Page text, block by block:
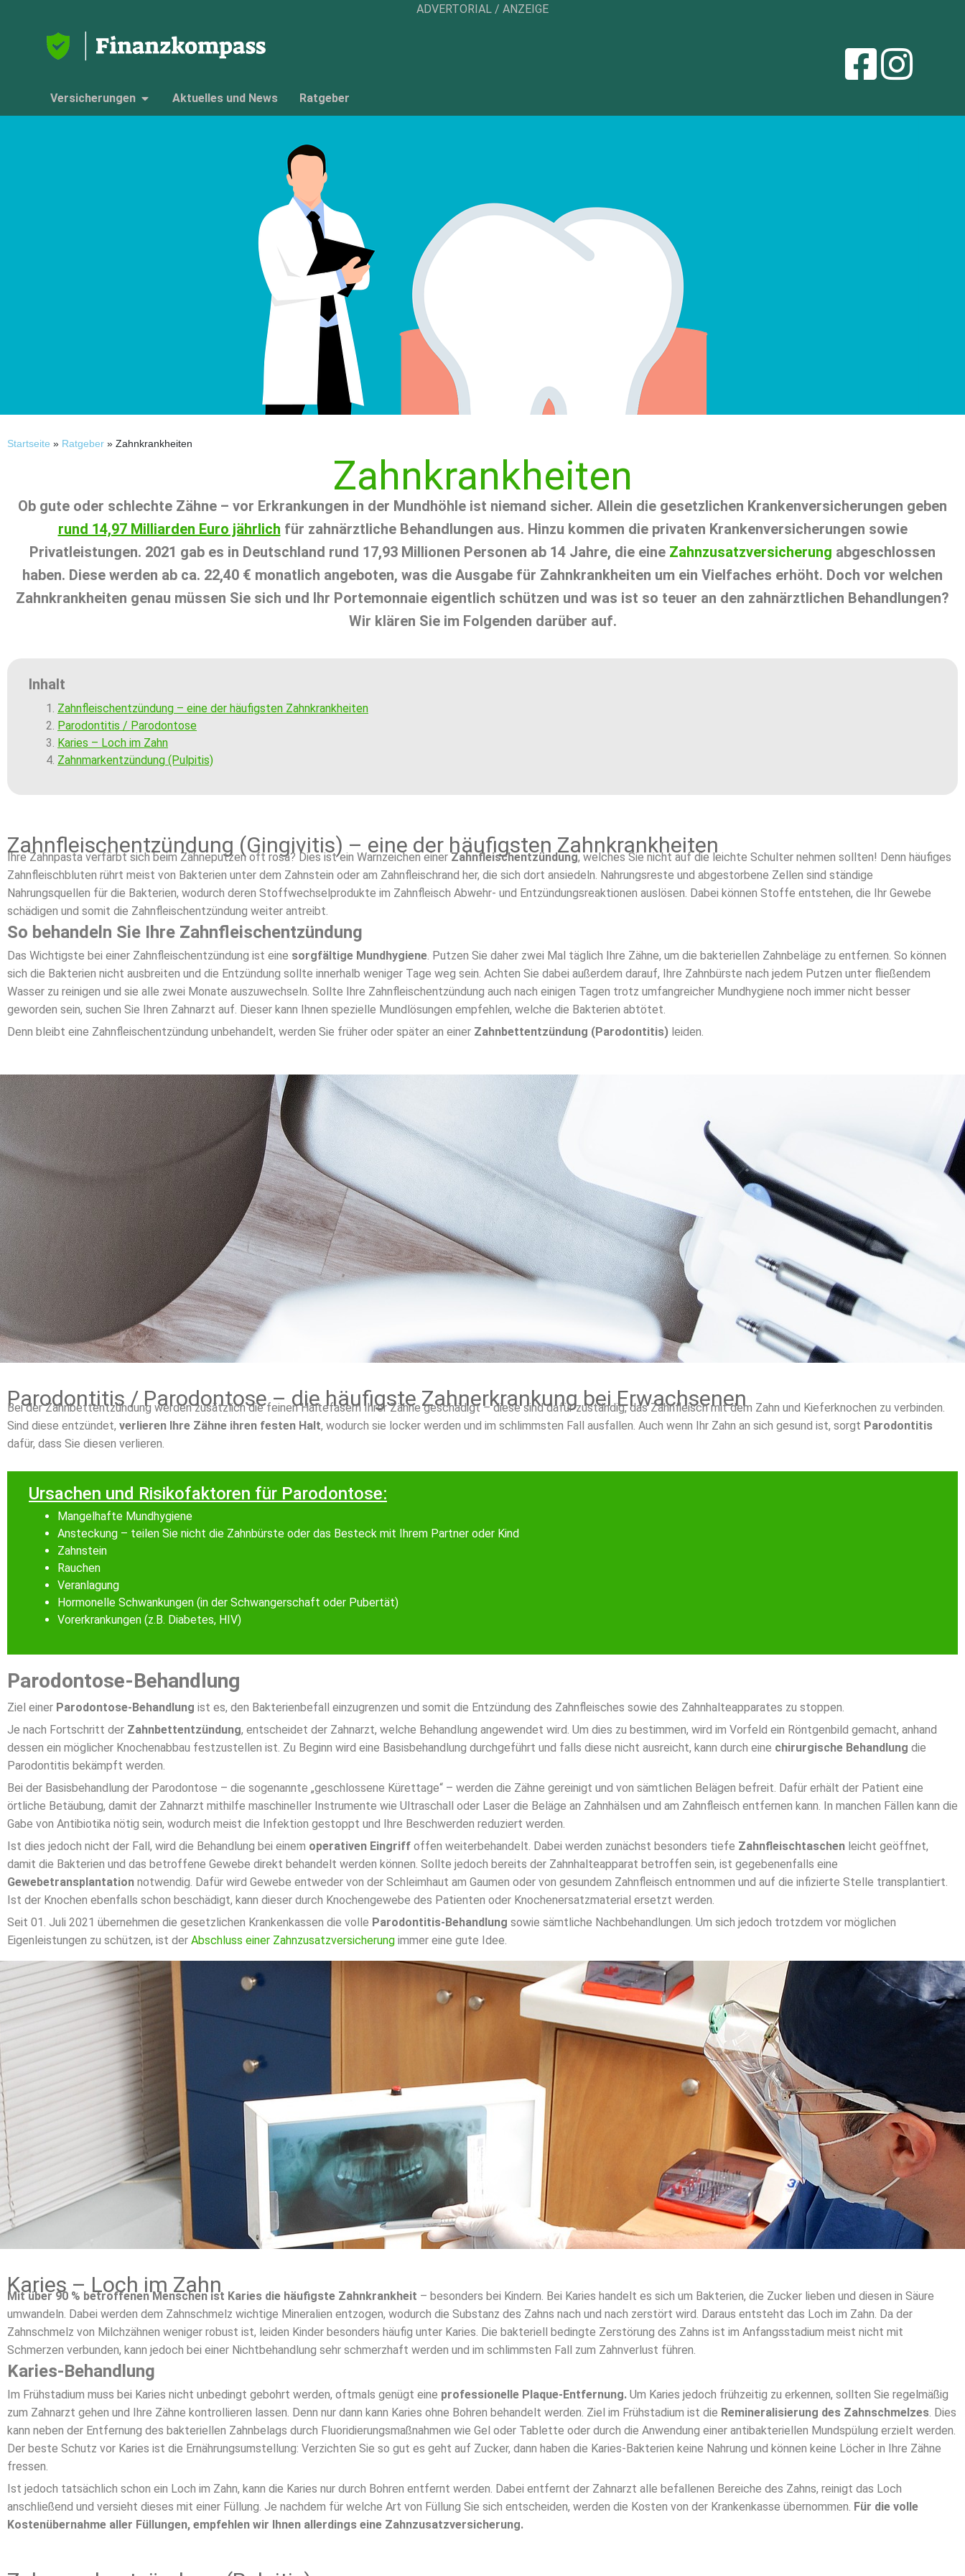
ADVERTORIAL / ANZEIGE
Versicherungen Aktuelles und News Ratgeber
Startseite » Ratgeber » Zahnkrankheiten
Zahnkrankheiten
Ob gute oder schlechte Zähne – vor Erkrankungen in der Mundhöhle ist niemand sicher. Allein die gesetzlichen Krankenversicherungen geben
rund 14,97 Milliarden Euro jährlich für zahnärztliche Behandlungen aus. Hinzu kommen die privaten Krankenversicherungen sowie
Privatleistungen. 2021 gab es in Deutschland rund 17,93 Millionen Personen ab 14 Jahre, die eine Zahnzusatzversicherung abgeschlossen
haben. Diese werden ab ca. 22,40 € monatlich angeboten, was die Ausgabe für Zahnkrankheiten um ein Vielfaches erhöht. Doch vor welchen
Zahnkrankheiten genau müssen Sie sich und Ihr Portemonnaie eigentlich schützen und was ist so teuer an den zahnärztlichen Behandlungen?
Wir klären Sie im Folgenden darüber auf.
Inhalt
Zahnfleischentzündung – eine der häufigsten Zahnkrankheiten
Parodontitis / Parodontose
Karies – Loch im Zahn
Zahnmarkentzündung (Pulpitis)
Zahnfleischentzündung (Gingivitis) – eine der häufigsten Zahnkrankheiten
Ihre Zahnpasta verfärbt sich beim Zähneputzen oft rosa? Dies ist ein Warnzeichen einerZahnfleischentzündung, welches Sie nicht auf die leichte Schulter nehmen sollten! Denn häufiges
Zahnfleischbluten rührt meist von Bakterien unter dem Zahnstein oder am Zahnfleischrand her, die sich dort ansiedeln. Nahrungsreste und abgestorbene Zellen sind ständige
Nahrungsquellen für die Bakterien, wodurch deren Stoffwechselprodukte im Zahnfleisch Abwehr- und Entzündungsreaktionen auslösen. Dabei können Stoffe entstehen, die Ihr Gewebe
schädigen und somit die Zahnfleischentzündung weiter antreibt.
So behandeln Sie Ihre Zahnfleischentzündung
Das Wichtigste bei einer Zahnfleischentzündung ist eine sorgfältige Mundhygiene. Putzen Sie daher zwei Mal täglich Ihre Zähne, um die bakteriellen Zahnbeläge zu entfernen. So können
sich die Bakterien nicht ausbreiten und die Entzündung sollte innerhalb weniger Tage weg sein. Achten Sie dabei außerdem darauf, Ihre Zahnbürste nach jedem Putzen unter fließendem
Wasser zu reinigen und sie alle zwei Monate auszuwechseln. Sollte Ihre Zahnfleischentzündung auch nach einigen Tagen trotz umfangreicher Mundhygiene noch immer nicht besser
geworden sein, suchen Sie Ihren Zahnarzt auf. Dieser kann Ihnen spezielle Mundlösungen empfehlen, welche die Bakterien abtötet.
Denn bleibt eine Zahnfleischentzündung unbehandelt, werden Sie früher oder später an einer Zahnbettentzündung (Parodontitis) leiden.
Parodontitis / Parodontose – die häufigste Zahnerkrankung bei Erwachsenen
Bei der Zahnbettentzündung werden zusätzlich die feinen Haltefasern Ihrer Zähne geschädigt – diese sind dafür zuständig, das Zahnfleisch mit dem Zahn und Kieferknochen zu verbinden.
Sind diese entzündet, verlieren Ihre Zähne ihren festen Halt, wodurch sie locker werden und im schlimmsten Fall ausfallen. Auch wenn Ihr Zahn an sich gesund ist, sorgt Parodontitis
dafür, dass Sie diesen verlieren.
Ursachen und Risikofaktoren für Parodontose:
Mangelhafte Mundhygiene
Ansteckung – teilen Sie nicht die Zahnbürste oder das Besteck mit Ihrem Partner oder Kind
Zahnstein
Rauchen
Veranlagung
Hormonelle Schwankungen (in der Schwangerschaft oder Pubertät)
Vorerkrankungen (z.B. Diabetes, HIV)
Parodontose-Behandlung
Ziel einer Parodontose-Behandlung ist es, den Bakterienbefall einzugrenzen und somit die Entzündung des Zahnfleisches sowie des Zahnhalteapparates zu stoppen.
Je nach Fortschritt der Zahnbettentzündung, entscheidet der Zahnarzt, welche Behandlung angewendet wird. Um dies zu bestimmen, wird im Vorfeld ein Röntgenbild gemacht, anhand
dessen ein möglicher Knochenabbau festzustellen ist. Zu Beginn wird eine Basisbehandlung durchgeführt und falls diese nicht ausreicht, kann durch eine chirurgische Behandlung die
Parodontitis bekämpft werden.
Bei der Basisbehandlung der Parodontose – die sogenannte „geschlossene Kürettage“ – werden die Zähne gereinigt und von sämtlichen Belägen befreit. Dafür erhält der Patient eine
örtliche Betäubung, damit der Zahnarzt mithilfe maschineller Instrumente wie Ultraschall oder Laser die Beläge an Zahnhälsen und am Zahnfleisch entfernen kann. In manchen Fällen kann die
Gabe von Antibiotika nötig sein, wodurch meist die Infektion gestoppt und Ihre Beschwerden reduziert werden.
Ist dies jedoch nicht der Fall, wird die Behandlung bei einem operativen Eingriff offen weiterbehandelt. Dabei werden zunächst besonders tiefe Zahnfleischtaschen leicht geöffnet,
damit die Bakterien und das betroffene Gewebe direkt behandelt werden können. Sollte jedoch bereits der Zahnhalteapparat betroffen sein, ist gegebenenfalls eine
Gewebetransplantation notwendig. Dafür wird Gewebe entweder von der Schleimhaut am Gaumen oder von gesundem Zahnfleisch entnommen und auf die infizierte Stelle transplantiert.
Ist der Knochen ebenfalls schon beschädigt, kann dieser durch Knochengewebe des Patienten oder Knochenersatzmaterial ersetzt werden.
Seit 01. Juli 2021 übernehmen die gesetzlichen Krankenkassen die volle Parodontitis-Behandlung sowie sämtliche Nachbehandlungen. Um sich jedoch trotzdem vor möglichen
Eigenleistungen zu schützen, ist der Abschluss einer Zahnzusatzversicherung immer eine gute Idee.
Karies – Loch im Zahn
Mit über 90 % betroffenen Menschen ist Karies die häufigste Zahnkrankheit – besonders bei Kindern. Bei Karies handelt es sich um Bakterien, die Zucker lieben und diesen in Säure
umwandeln. Dabei werden dem Zahnschmelz wichtige Mineralien entzogen, wodurch die Substanz des Zahns nach und nach zerstört wird. Daraus entsteht das Loch im Zahn. Da der
Zahnschmelz von Milchzähnen weniger robust ist, leiden Kinder besonders häufig unter Karies. Die bakteriell bedingte Zerstörung des Zahns ist im Anfangsstadium meist nicht mit
Schmerzen verbunden, kann jedoch bei einer Nichtbehandlung sehr schmerzhaft werden und im schlimmsten Fall zum Zahnverlust führen.
Karies-Behandlung
Im Frühstadium muss bei Karies nicht unbedingt gebohrt werden, oftmals genügt eine professionelle Plaque-Entfernung. Um Karies jedoch frühzeitig zu erkennen, sollten Sie regelmäßig
zum Zahnarzt gehen und Ihre Zähne kontrollieren lassen. Denn nur dann kann Karies ohne Bohren behandelt werden. Ziel im Frühstadium ist die Remineralisierung des Zahnschmelzes. Dies
kann neben der Entfernung des bakteriellen Zahnbelags durch Fluoridierungsmaßnahmen wie Gel oder Tablette oder durch die Anwendung einer antibakteriellen Mundspülung erzielt werden.
Der beste Schutz vor Karies ist die Ernährungsumstellung: Verzichten Sie so gut es geht auf Zucker, dann haben die Karies-Bakterien keine Nahrung und können keine Löcher in Ihre Zähne
fressen.
Ist jedoch tatsächlich schon ein Loch im Zahn, kann die Karies nur durch Bohren entfernt werden. Dabei entfernt der Zahnarzt alle befallenen Bereiche des Zahns, reinigt das Loch
anschließend und versieht dieses mit einer Füllung. Je nachdem für welche Art von Füllung Sie sich entscheiden, werden die Kosten von der Krankenkasse übernommen. Für die volle
Kostenübernahme aller Füllungen, empfehlen wir Ihnen allerdings eine Zahnzusatzversicherung.